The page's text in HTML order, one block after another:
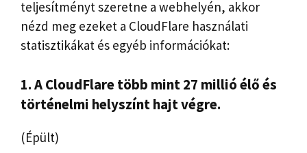
teljesítményt szeretne a webhelyén, akkor
nézd meg ezeket a CloudFlare használati
statisztikákat és egyéb információkat:
1. A CloudFlare több mint 27 millió élő és
történelmi helyszínt hajt végre.
(Épült)